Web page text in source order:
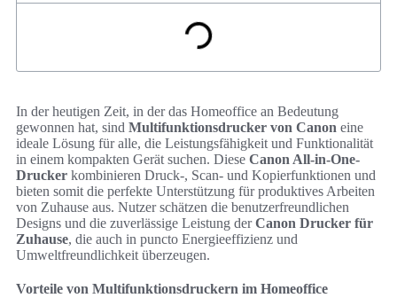
In der heutigen Zeit, in der das Homeoffice an Bedeutung
gewonnen hat, sind Multifunktionsdrucker von Canon eine
ideale Lösung für alle, die Leistungsfähigkeit und Funktionalität
in einem kompakten Gerät suchen. Diese Canon All-in-One-
Drucker kombinieren Druck-, Scan- und Kopierfunktionen und
bieten somit die perfekte Unterstützung für produktives Arbeiten
von Zuhause aus. Nutzer schätzen die benutzerfreundlichen
Designs und die zuverlässige Leistung derCanon Drucker für
Zuhause, die auch in puncto Energieeffizienz und
Umweltfreundlichkeit überzeugen.
Vorteile von Multifunktionsdruckern im Homeoffice